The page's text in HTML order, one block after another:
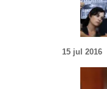
15 jul 2016